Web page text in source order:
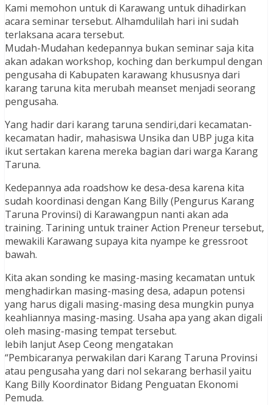
Kami memohon untuk di Karawang untuk dihadirkan
acara seminar tersebut. Alhamdulilah hari ini sudah
terlaksana acara tersebut.
Mudah-Mudahan kedepannya bukan seminar saja kita
akan adakan workshop, koching dan berkumpul dengan
pengusaha di Kabupaten karawang khususnya dari
karang taruna kita merubah meanset menjadi seorang
pengusaha.
Yang hadir dari karang taruna sendiri,dari kecamatan-
kecamatan hadir, mahasiswa Unsika dan UBP juga kita
ikut sertakan karena mereka bagian dari warga Karang
Taruna.
Kedepannya ada roadshow ke desa-desa karena kita
sudah koordinasi dengan Kang Billy (Pengurus Karang
Taruna Provinsi) di Karawangpun nanti akan ada
training. Tarining untuk trainer Action Preneur tersebut,
mewakili Karawang supaya kita nyampe ke gressroot
bawah.
Kita akan sonding ke masing-masing kecamatan untuk
menghadirkan masing-masing desa, adapun potensi
yang harus digali masing-masing desa mungkin punya
keahliannya masing-masing. Usaha apa yang akan digali
oleh masing-masing tempat tersebut.
lebih lanjut Asep Ceong mengatakan
“Pembicaranya perwakilan dari Karang Taruna Provinsi
atau pengusaha yang dari nol sekarang berhasil yaitu
Kang Billy Koordinator Bidang Penguatan Ekonomi
Pemuda.